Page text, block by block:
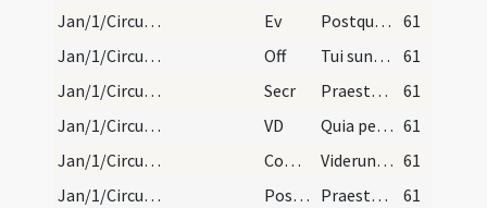
Jan/1/Circumcisio/M2/Mass Propers
Ev Postquam consummati sunt dies octo
61
Jan/1/Circumcisio/M2/Mass Propers
Off Tui sunt caeli
61
Jan/1/Circumcisio/M2/Mass Propers
Secr Praesta quaesumus Domine ut per haec munera
61
Jan/1/Circumcisio/M2/Mass Propers
VD Quia per incarnati 61
Jan/1/Circumcisio/M2/Mass Propers
Comm Viderunt omnes fines terrae 61
Jan/1/Circumcisio/M2/Mass Propers
Postcomm Praesta quaesumus Domine ut quod Salvatoris
61